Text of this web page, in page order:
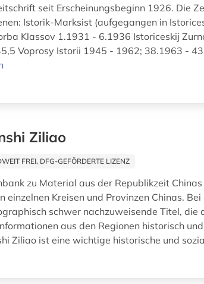
seit Erscheinungsbeginn 1926. Die
Istorik-Marksist (aufgegangen in
Klassov 1.1931 - 6.1936 Istoriceskij
Voprosy Istorii 1945 - 1962; 38.1963 -
Ziliao
FREI, DFG-GEFÖRDERTE LIZENZ
zu Material aus der Republikzeit
einzelnen Kreisen und Provinzen Chinas.
schwer nachzuweisende Titel,
aus den Regionen historisch
Ziliao ist eine wichtige historische und